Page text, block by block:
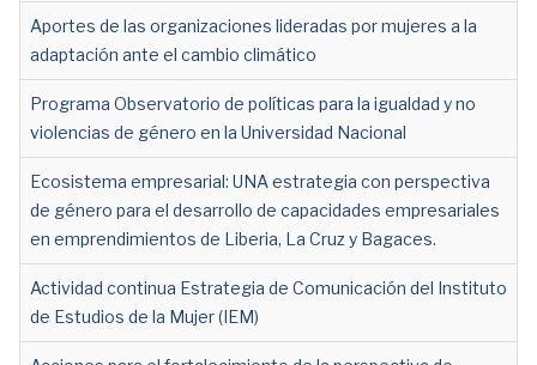
Aportes de las organizaciones lideradas por mujeres a la
adaptación ante el cambio climático
Programa Observatorio de políticas para la igualdad y no
violencias de género en la Universidad Nacional
Ecosistema empresarial: UNA estrategia con perspectiva
de género para el desarrollo de capacidades empresariales
en emprendimientos de Liberia, La Cruz y Bagaces.
Actividad continua Estrategia de Comunicación del Instituto
de Estudios de la Mujer (IEM)